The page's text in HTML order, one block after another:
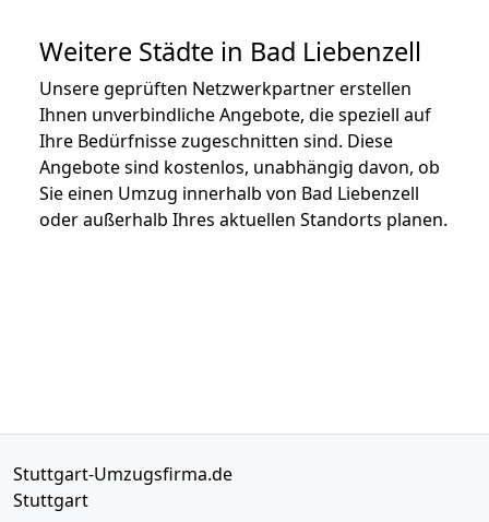
Weitere Städte in Bad Liebenzell
Unsere geprüften Netzwerkpartner erstellen
Ihnen unverbindliche Angebote, die speziell auf
Ihre Bedürfnisse zugeschnitten sind. Diese
Angebote sind kostenlos, unabhängig davon, ob
Sie einen Umzug innerhalb von Bad Liebenzell
oder außerhalb Ihres aktuellen Standorts planen.
Stuttgart-Umzugsfirma.de
Stuttgart